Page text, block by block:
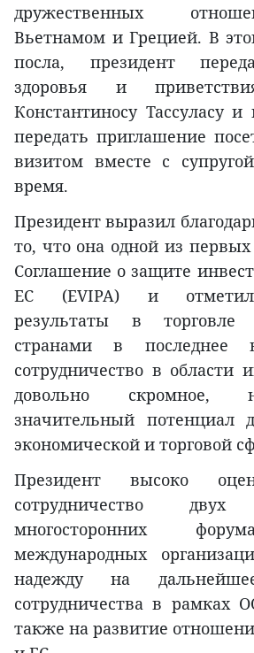
дружественных
Вьетнамом и Грецией. В
посла, президент
здоровья и
Константиносу Тассуласу и
передать приглашение
визитом вместе с
время.
Президент выразил
то, что она одной из первых
Соглашение о защите
ЕС (EVIPA) и отметил
результаты в
странами в последнее
сотрудничество в области
довольно скромное,
значительный потенциал
экономической и торговой
Президент высоко
сотрудничество
многосторонних
международных
надежду на
сотрудничества в
также на развитие